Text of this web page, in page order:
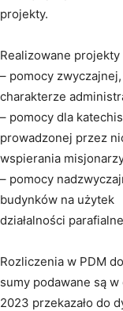
projekty.
Realizowane
– pomocy
charakterze
– pomocy dla
prowadzonej przez
wspierania
– pomocy
budynków na użytek
działalności
Rozliczenia w PDM
sumy podawane są
2023 przekazało do